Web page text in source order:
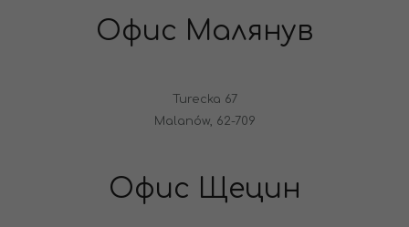
Офис Малянув
Turecka 67
Malanów, 62-709
Офис Щецин